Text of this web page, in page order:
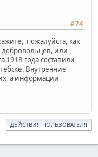
#74
пожалуйста, как
или
1918 года составили
Внутренние
а информации
ДЕЙСТВИЯ ПОЛЬЗОВАТЕЛЯ